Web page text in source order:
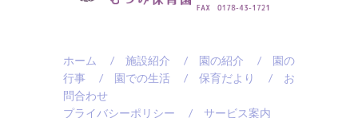
ホーム / 施設紹介 / 園の紹介
/ 園の
行事
/ 園での生活 / 保育だより
/ お
問合わせ
プライバシーポリシー
/ サービス案内